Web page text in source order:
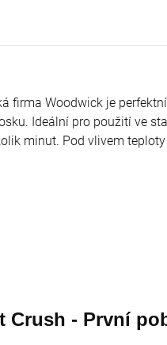
firma Woodwick je perfektní
. Ideální pro použití ve
minut. Pod vlivem teploty
Crush - První